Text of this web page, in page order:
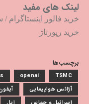
لینک های مفید
خرید فالور اینستاگرام /
خرید رپورتاژ
برچسب‌ها
openai TSMC
آژانس هواپیمایی
آیفون